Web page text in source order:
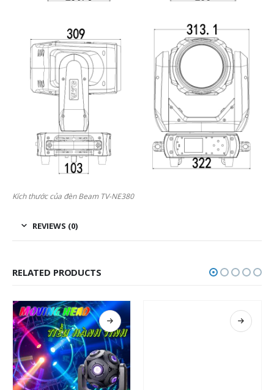
Kích thước của đèn Beam TV-NE380
REVIEWS (0)
RELATED PRODUCTS